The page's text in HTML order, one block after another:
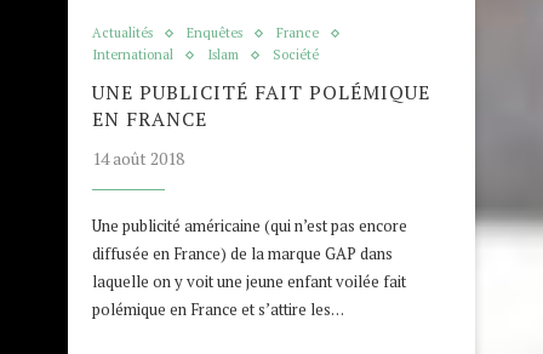
Actualités Enquêtes
France
International
Islam Société
UNE PUBLICITÉ FAIT POLÉMIQUE
EN FRANCE
14 août 2018
Une publicité américaine (qui n’est pas encore
diffusée en France) de la marque GAP dans
laquelle on y voit une jeune enfant voilée fait
polémique en France et s’attire les…